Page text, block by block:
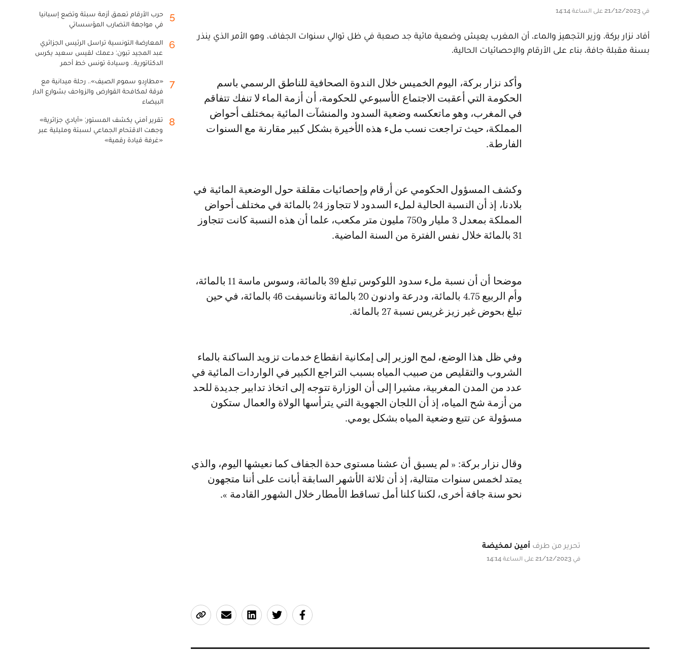
في 21/12/2023 على الساعة 14:14
أفاد نزار بركة، وزير التجهيز والماء، أن المغرب يعيش وضعية مائية جد صعبة في ظل توالي سنوات الجفاف، وهو الأمر الذي ينذر
بسنة مقبلة جافة، بناء على الأرقام والإحصائيات الحالية.
وأكد نزار بركة، اليوم الخميس خلال الندوة الصحافية للناطق الرسمي باسم
الحكومة التي أعقبت الاجتماع الأسبوعي للحكومة، أن أزمة الماء لا تنفك تتفاقم
في المغرب، وهو ماتعكسه وضعية السدود والمنشآت المائية بمختلف أحواض
المملكة، حيث تراجعت نسب ملء هذه الأخيرة بشكل كبير مقارنة مع السنوات
الفارطة.
وكشف المسؤول الحكومي عن أرقام وإحصائيات مقلقة حول الوضعية المائية في
بلادنا، إذ أن النسبة الحالية لملء السدود لا تتجاوز 24 بالمائة في مختلف أحواض
المملكة بمعدل 3 مليار و750 مليون متر مكعب، علما أن هذه النسبة كانت تتجاوز
31 بالمائة خلال نفس الفترة من السنة الماضية.
موضحا أن أن نسبة ملء سدود اللوكوس تبلغ 39 بالمائة، وسوس ماسة 11 بالمائة،
وأم الربيع 4.75 بالمائة، ودرعة وادنون 20 بالمائة وتانسيفت 46 بالمائة، في حين
تبلغ بحوض غير زيز غريس نسبة 27 بالمائة.
وفي ظل هذا الوضع، لمح الوزير إلى إمكانية انقطاع خدمات تزويد الساكنة بالماء
الشروب والتقليص من صبيب المياه بسبب التراجع الكبير في الواردات المائية في
عدد من المدن المغربية، مشيرا إلى أن الوزارة تتوجه إلى اتخاذ تدابير جديدة للحد
من أزمة شح المياه، إذ أن اللجان الجهوية التي يترأسها الولاة والعمال ستكون
مسؤولة عن تتبع وضعية المياه بشكل يومي.
وقال نزار بركة: « لم يسبق أن عشنا مستوى حدة الجفاف كما نعيشها اليوم، والذي
يمتد لخمس سنوات متتالية، إذ أن ثلاثة الأشهر السابقة أبانت على أننا متجهون
نحو سنة جافة أخرى، لكننا كلنا أمل تساقط الأمطار خلال الشهور القادمة ».
تحرير من طرف أمين لمخيضة
في 21/12/2023 على الساعة 14:14
5
حرب الأرقام تعمق أزمة سبتة وتضع إسبانيا
في مواجهة التضارب المؤسساتي
6
المعارضة التونسية تراسل الرئيس الجزائري
عبد المجيد تبون: دعمك لقيس سعيد يكرس
الدكتاتورية.. وسيادة تونس خط أحمر
7
«مطارِدو سموم الصيف».. رحلة ميدانية مع
فرقة لمكافحة القوارض والزواحف بشوارع الدار
البيضاء
8
تقرير أمني يكشف المستور: «أيادي جزائرية»
وجهت الاقتحام الجماعي لسبتة ومليلية عبر
«غرفة قيادة رقمية»